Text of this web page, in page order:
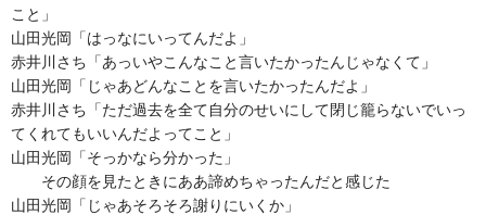
こと」
山田光岡「はっなにいってんだよ」
赤井川さち「あっいやこんなこと言いたかったんじゃなくて」
山田光岡「じゃあどんなことを言いたかったんだよ」
赤井川さち「ただ過去を全て自分のせいにして閉じ籠らないでいっ
てくれてもいいんだよってこと」
山田光岡「そっかなら分かった」
その顔を見たときにああ諦めちゃったんだと感じた
山田光岡「じゃあそろそろ謝りにいくか」